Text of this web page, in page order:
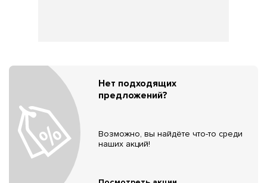
Нет подходящих
предложений?
Возможно, вы найдёте что-то среди
наших акций!